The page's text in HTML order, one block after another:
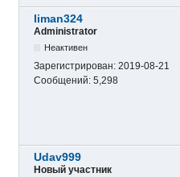
liman324
Administrator
Неактивен
Зарегистрирован: 2019-08-21
Сообщений: 5,298
Udav999
Новый участник